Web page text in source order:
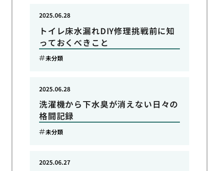
トイレ床水漏れDIY修理挑戦前に知
っておくべきこと
2025.06.28
未分類
洗濯機から下水臭が消えない日々の
格闘記録
2025.06.28
未分類
2025.06.27